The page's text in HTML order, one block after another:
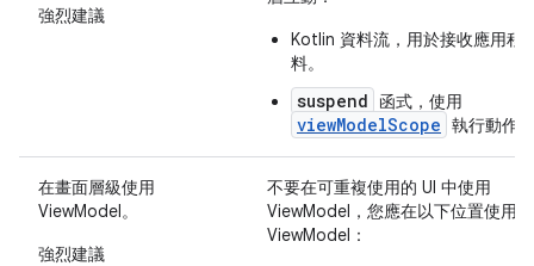
強烈建議
Kotlin 資料流，用於接收應用程
料。
suspend 函式，使用
viewModelScope 執行動作。
在畫面層級使用
ViewModel。
強烈建議
不要在可重複使用的 UI 中使用
ViewModel，您應在以下位置使用
ViewModel：